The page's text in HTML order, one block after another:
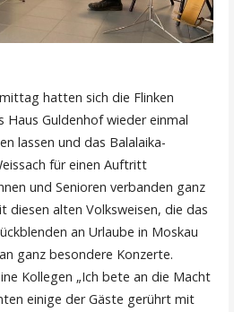
hatten sich die Flinken
Haus Guldenhof wieder einmal
lassen und das Balalaika-
für einen Auftritt
und Senioren verbanden ganz
diesen alten Volksweisen, die das
an Urlaube in Moskau
ganz besondere Konzerte.
Kollegen „Ich bete an die Macht
einige der Gäste gerührt mit